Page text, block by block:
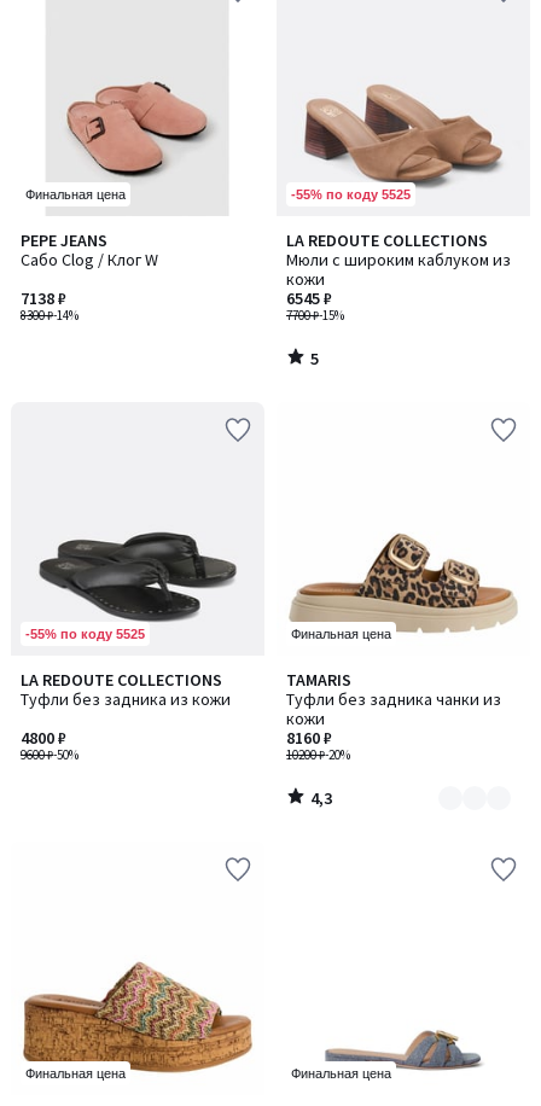
Финальная цена
PEPE JEANS
Сабо Clog / Клог W
8300 ₽-14%
7138 ₽
-55% по коду 5525
LA REDOUTE COLLECTIONS
Мюли с широким каблуком из
кожи
7700 ₽-15%
6545 ₽
5
/
5
5
/
-55% по коду 5525
LA REDOUTE COLLECTIONS
Туфли без задника из кожи
9600 ₽-50%
4800 ₽
Финальная цена
TAMARIS
Туфли без задника чанки из
кожи
10200 ₽-20%
8160 ₽
4,3
/ 5
Количество
цветов:
2
4,3
/
Финальная цена Финальная цена